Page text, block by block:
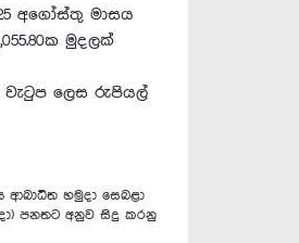
අගෝස්තු මාසය
මුදලක්
වැටුප ලෙස රුපියල්
හමුදා සෙබළා
පනතට අනුව සිදු කරනු